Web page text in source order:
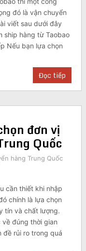
đó là vận chuyển
viết sau dưới đây
ship hàng từ Taobao
Nếu bạn lựa chọn
Đọc tiếp
đơn vị
Quốc
hàng Trung Quốc
cần thiết khi nhập
chính là lựa chọn
tín và chất lượng.
đúng thời gian
đề rủi ro trong quá